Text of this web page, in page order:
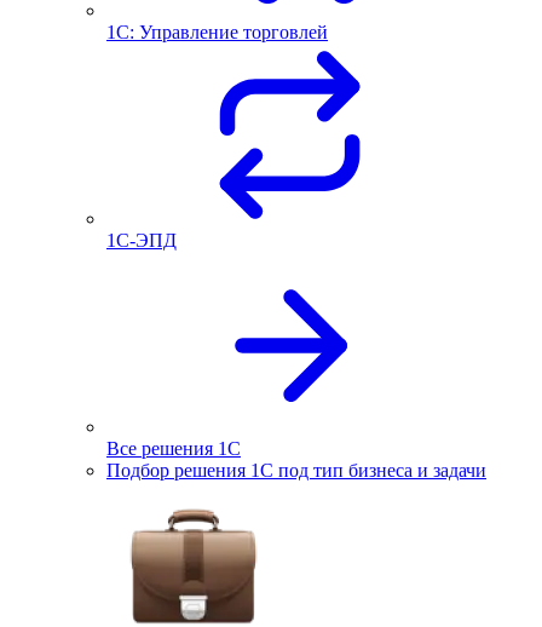
1С: Управление торговлей
1С-ЭПД
Все решения 1С
Подбор решения 1С под тип бизнеса и задачи